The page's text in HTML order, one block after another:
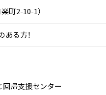
町2-10-1）
る方！
回帰支援センター